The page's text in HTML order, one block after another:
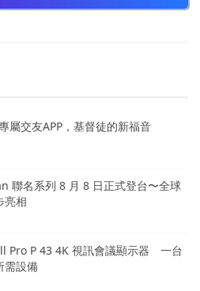
屬交友APP，基督徒的新福音
聯名系列 8 月 8 日正式登台〜全球
亮相
Pro P 43 4K 視訊會議顯示器 一台
需設備